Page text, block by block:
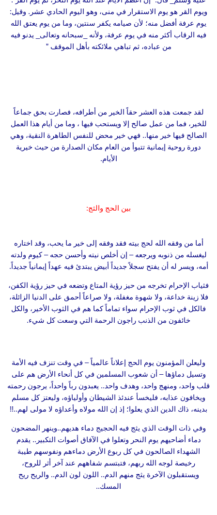
ويوم القر هو يوم الاستقرار في منى، وهو اليوم الحادي عشر. وقيل:
يوم عرفة أفضل منه؛ لأن صيامه يكفر سنتين، وما من يوم يعتق الله
فيه الرقاب أكثر منه في يوم عرفة، ولأنه _سبحانه وتعالى_ يدنو فيه
من عباده، ثم تباهي ملائكته بأهل الموقف ”
لقد جمعت هذه العشر حقاً الخير من أطرافه، فصارت بحق جماعاً
للخير، فما من عمل صالح إلا ويستحب فيها ، وما من أيام هذا العمل
الصالح فيها خير منها.. فهي خير محض للنفس الطاهرة النقية، وهي
دورة روحية إيمانية تتبوأ من العام مكان الصدارة من حيث خيرية
الأيام.
بين الحج والثج:
أما من وفقه الله لحج بيته فقد وفقه إلى خير ما يحب، وقد اختاره
ليغسله من ذنوبه ويرجعه – إن أخلص نيته وأحسن حجه – كيوم ولدته
أمه، ويسر له أن يفتح سجلاً جديداً أبيض يبتدئ فيه عهداً إيمانياً جديداً.
فثياب الإحرام تخرجه من حيز رؤية المتاع وتضعه في حيز رؤية الكفن،
فلا زينة خداعة، ولا شهوة مغفلة، ولا صراعاً أحمق على الدنيا الزائلة،
فالكل في ثوب الإحرام سواء تماماً كما هم في الثوب الأخير، والكل
خائفون من الذنب راجون الرحمة التي وسعت كل شيء.
وليعلن المؤمنون يوم الحج إعلاناً عالمياً – في وقت تنزف فيه الأمة
وتسيل دماؤها – أن شعوب المسلمين في كل أنحاء الأرض هم على
قلب واحد، ومنهج واحد، وهدف واحد.. يعبدون رباً واحداً، يرجون رحمته
ويخافون عذابه، فليخسأ عندئذ الشيطان وأولياؤه، وليعتز كل مسلم
بدينه، ذاك الدين الذي يعلوا؛ إذ إن الله مولاه وأعداؤه لا مولى لهم..!!
وفي ذات الوقت الذي يثج فيه الحجيج دماء هديهم..وينهر المضحون
دماء أضاحيهم يوم النحر وتعلوا في الآفاق أصوات التكبير.. يقدم
الشهداء الصالحون في كل ربوع الأرض دماءهم ونفوسهم طيبة
رخيصة لوجه الله ربهم، فتبتسم شفاههم عند آخر أثر للروح،
ويستقبلون الآخرة يثج منهم الدم.. اللون لون الدم.. والريح ريح
المسك..